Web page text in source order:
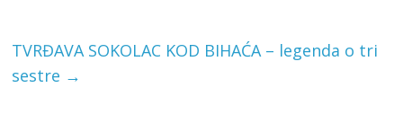
TVRĐAVA SOKOLAC KOD BIHAĆA – legenda o tri
sestre →